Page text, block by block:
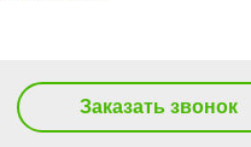
Заказать звонок